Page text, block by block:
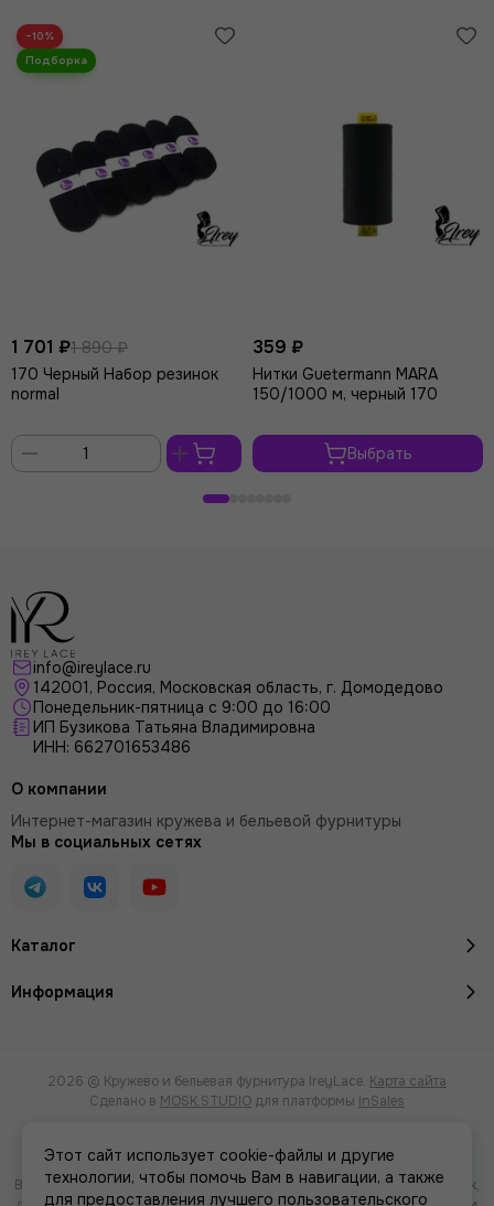
−10%
1 701 ₽1 890 ₽
170 Черный Набор резинок
normal
корзину
359 ₽
Нитки Guetermann MARA
150/1000 м, черный 170
Выбрать
info@ireylace.ru
142001, Россия, Московская область, г. Домодедово
Понедельник-пятница с 9:00 до 16:00
ИП Бузикова Татьяна Владимировна
ИНН: 662701653486
Каталог
Информация
О компании
Интернет-магазин кружева и бельевой фурнитуры
Мы в социальных сетях
2026 © Кружево и бельевая фурнитура IreyLace. Карта сайта
Сделано в MOSK.STUDIO для платформы InSales
Вся представленная на сайте информация, касающаяся характеристик,
Этот сайт использует cookie-файлы и другие
технологии, чтобы помочь Вам в навигации, а также
для предоставления лучшего пользовательского